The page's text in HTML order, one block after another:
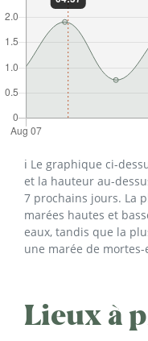
ℹ️ Le graphique ci-
et la hauteur au-
7 prochains jours. La
marées hautes et
eaux, tandis que la
une marée de mortes-
Lieux à